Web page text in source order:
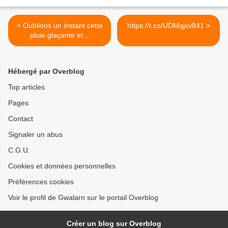
< Oublions un instant cette
pluie glaçante et...
https://t.co/UDMqjxv841 >
Hébergé par Overblog
Top articles
Pages
Contact
Signaler un abus
C.G.U.
Cookies et données personnelles
Préférences cookies
Voir le profil de Gwalarn sur le portail Overblog
Créer un blog sur Overblog